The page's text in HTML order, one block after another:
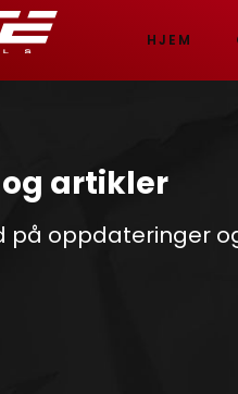
HJEM
artikler
på oppdateringer